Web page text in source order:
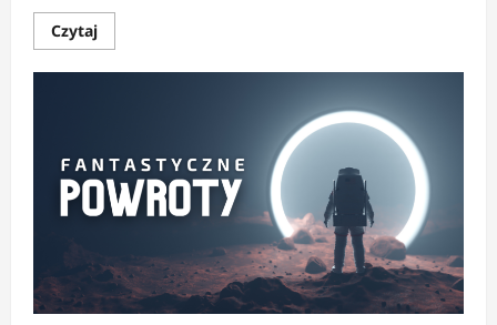
CzytajDowiedz
się
o
Elsweyr
–
kraina
kotów
i